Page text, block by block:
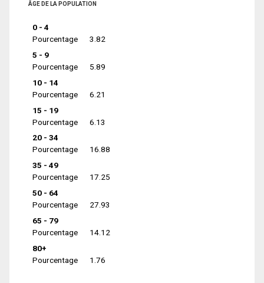
ÂGE DE LA POPULATION
0 - 4
Pourcentage
3.82
5 - 9
Pourcentage
5.89
10 - 14
Pourcentage
6.21
15 - 19
Pourcentage
6.13
20 - 34
Pourcentage
16.88
35 - 49
Pourcentage
17.25
50 - 64
Pourcentage
27.93
65 - 79
Pourcentage
14.12
80+
Pourcentage
1.76